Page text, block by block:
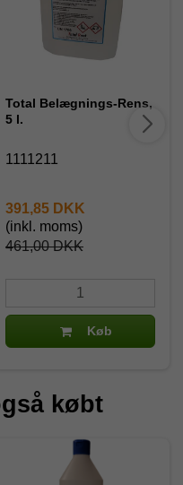
Total Belægnings-Rens,
5 l.
1111211
461,00 DKK
391,85 DKK
(inkl. moms)
Køb
købt